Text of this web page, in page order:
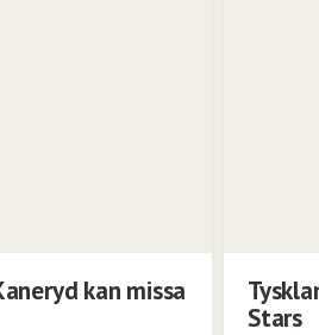
kan missa
Stars